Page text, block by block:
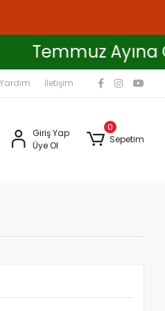
Temmuz
Yardım İletişim
Giriş Yap
Üye Ol
0
Sepetim